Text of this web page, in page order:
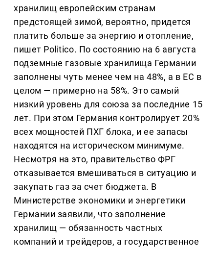
хранилищ европейским странам
предстоящей зимой, вероятно, придется
платить больше за энергию и отопление,
пишет Politico. По состоянию на 6 августа
подземные газовые хранилища Германии
заполнены чуть менее чем на 48%, а в ЕС в
целом — примерно на 58%. Это самый
низкий уровень для союза за последние 15
лет. При этом Германия контролирует 20%
всех мощностей ПХГ блока, и ее запасы
находятся на историческом минимуме.
Несмотря на это, правительство ФРГ
отказывается вмешиваться в ситуацию и
закупать газ за счет бюджета. В
Министерстве экономики и энергетики
Германии заявили, что заполнение
хранилищ — обязанность частных
компаний и трейдеров, а государственное